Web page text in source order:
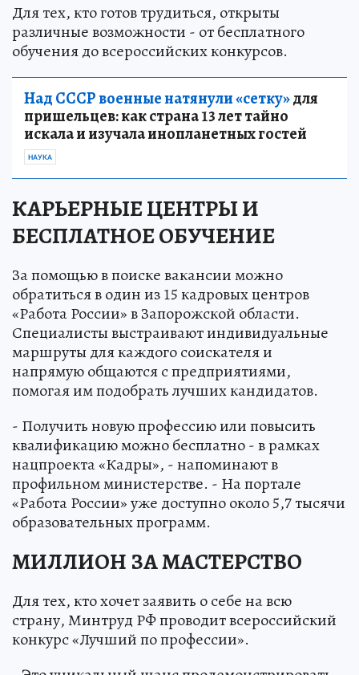
Для тех, кто готов трудиться, открыты
различные возможности - от бесплатного
обучения до всероссийских конкурсов.
Над СССР военные натянули «сетку»для
пришельцев: как страна 13 лет тайно
искала и изучала инопланетных гостей
НАУКА
КАРЬЕРНЫЕ ЦЕНТРЫ И
БЕСПЛАТНОЕ ОБУЧЕНИЕ
За помощью в поиске вакансии можно
обратиться в один из 15 кадровых центров
«Работа России» в Запорожской области.
Специалисты выстраивают индивидуальные
маршруты для каждого соискателя и
напрямую общаются с предприятиями,
помогая им подобрать лучших кандидатов.
- Получить новую профессию или повысить
квалификацию можно бесплатно - в рамках
нацпроекта «Кадры», - напоминают в
профильном министерстве. - На портале
«Работа России» уже доступно около 5,7 тысячи
образовательных программ.
МИЛЛИОН ЗА МАСТЕРСТВО
Для тех, кто хочет заявить о себе на всю
страну, Минтруд РФ проводит всероссийский
конкурс «Лучший по профессии».